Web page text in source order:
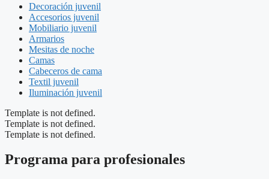
Decoración juvenil
Accesorios juvenil
Mobiliario juvenil
Armarios
Mesitas de noche
Camas
Cabeceros de cama
Textil juvenil
Iluminación juvenil
Template is not defined.
Template is not defined.
Template is not defined.
Programa para profesionales